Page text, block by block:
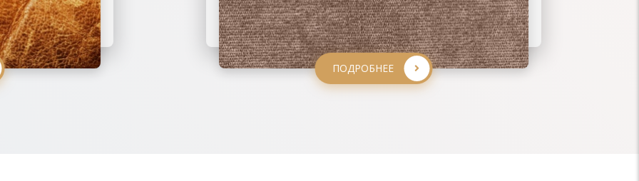
ПОДРОБНЕЕ ПОДРОБНЕЕ
ПОДРОБНЕЕ
ПОДРОБНЕЕ
ПОДРОБНЕЕ